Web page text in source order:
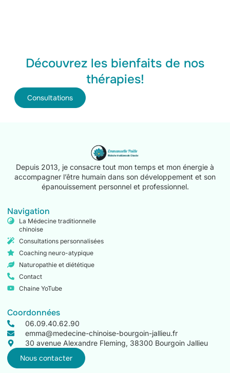
Découvrez les bienfaits de nos
thérapies!
Consultations
Depuis 2013, je consacre tout mon temps et mon énergie à
accompagner l’être humain dans son développement et son
épanouissement personnel et professionnel.
Navigation
La Médecine traditionnelle
chinoise
Consultations personnalisées
Coaching neuro-atypique
Naturopathie et diététique
Contact
Chaine YoTube
Coordonnées
06.09.40.62.90
emma@medecine-chinoise-bourgoin-jallieu.fr
30 avenue Alexandre Fleming, 38300 Bourgoin Jallieu
Nous contacter